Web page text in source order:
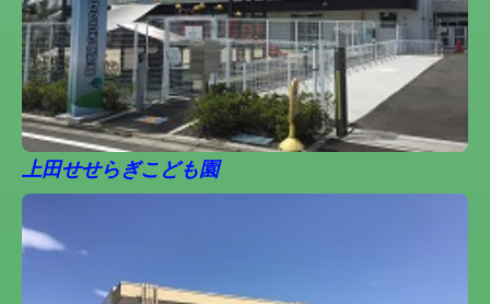
上田せせらぎこども園